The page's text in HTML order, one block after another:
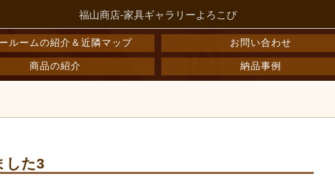
福山商店-家具ギャラリーよろこび
ルームの紹介＆近隣マップ お問い合わせ
商品の紹介 納品事例
した3